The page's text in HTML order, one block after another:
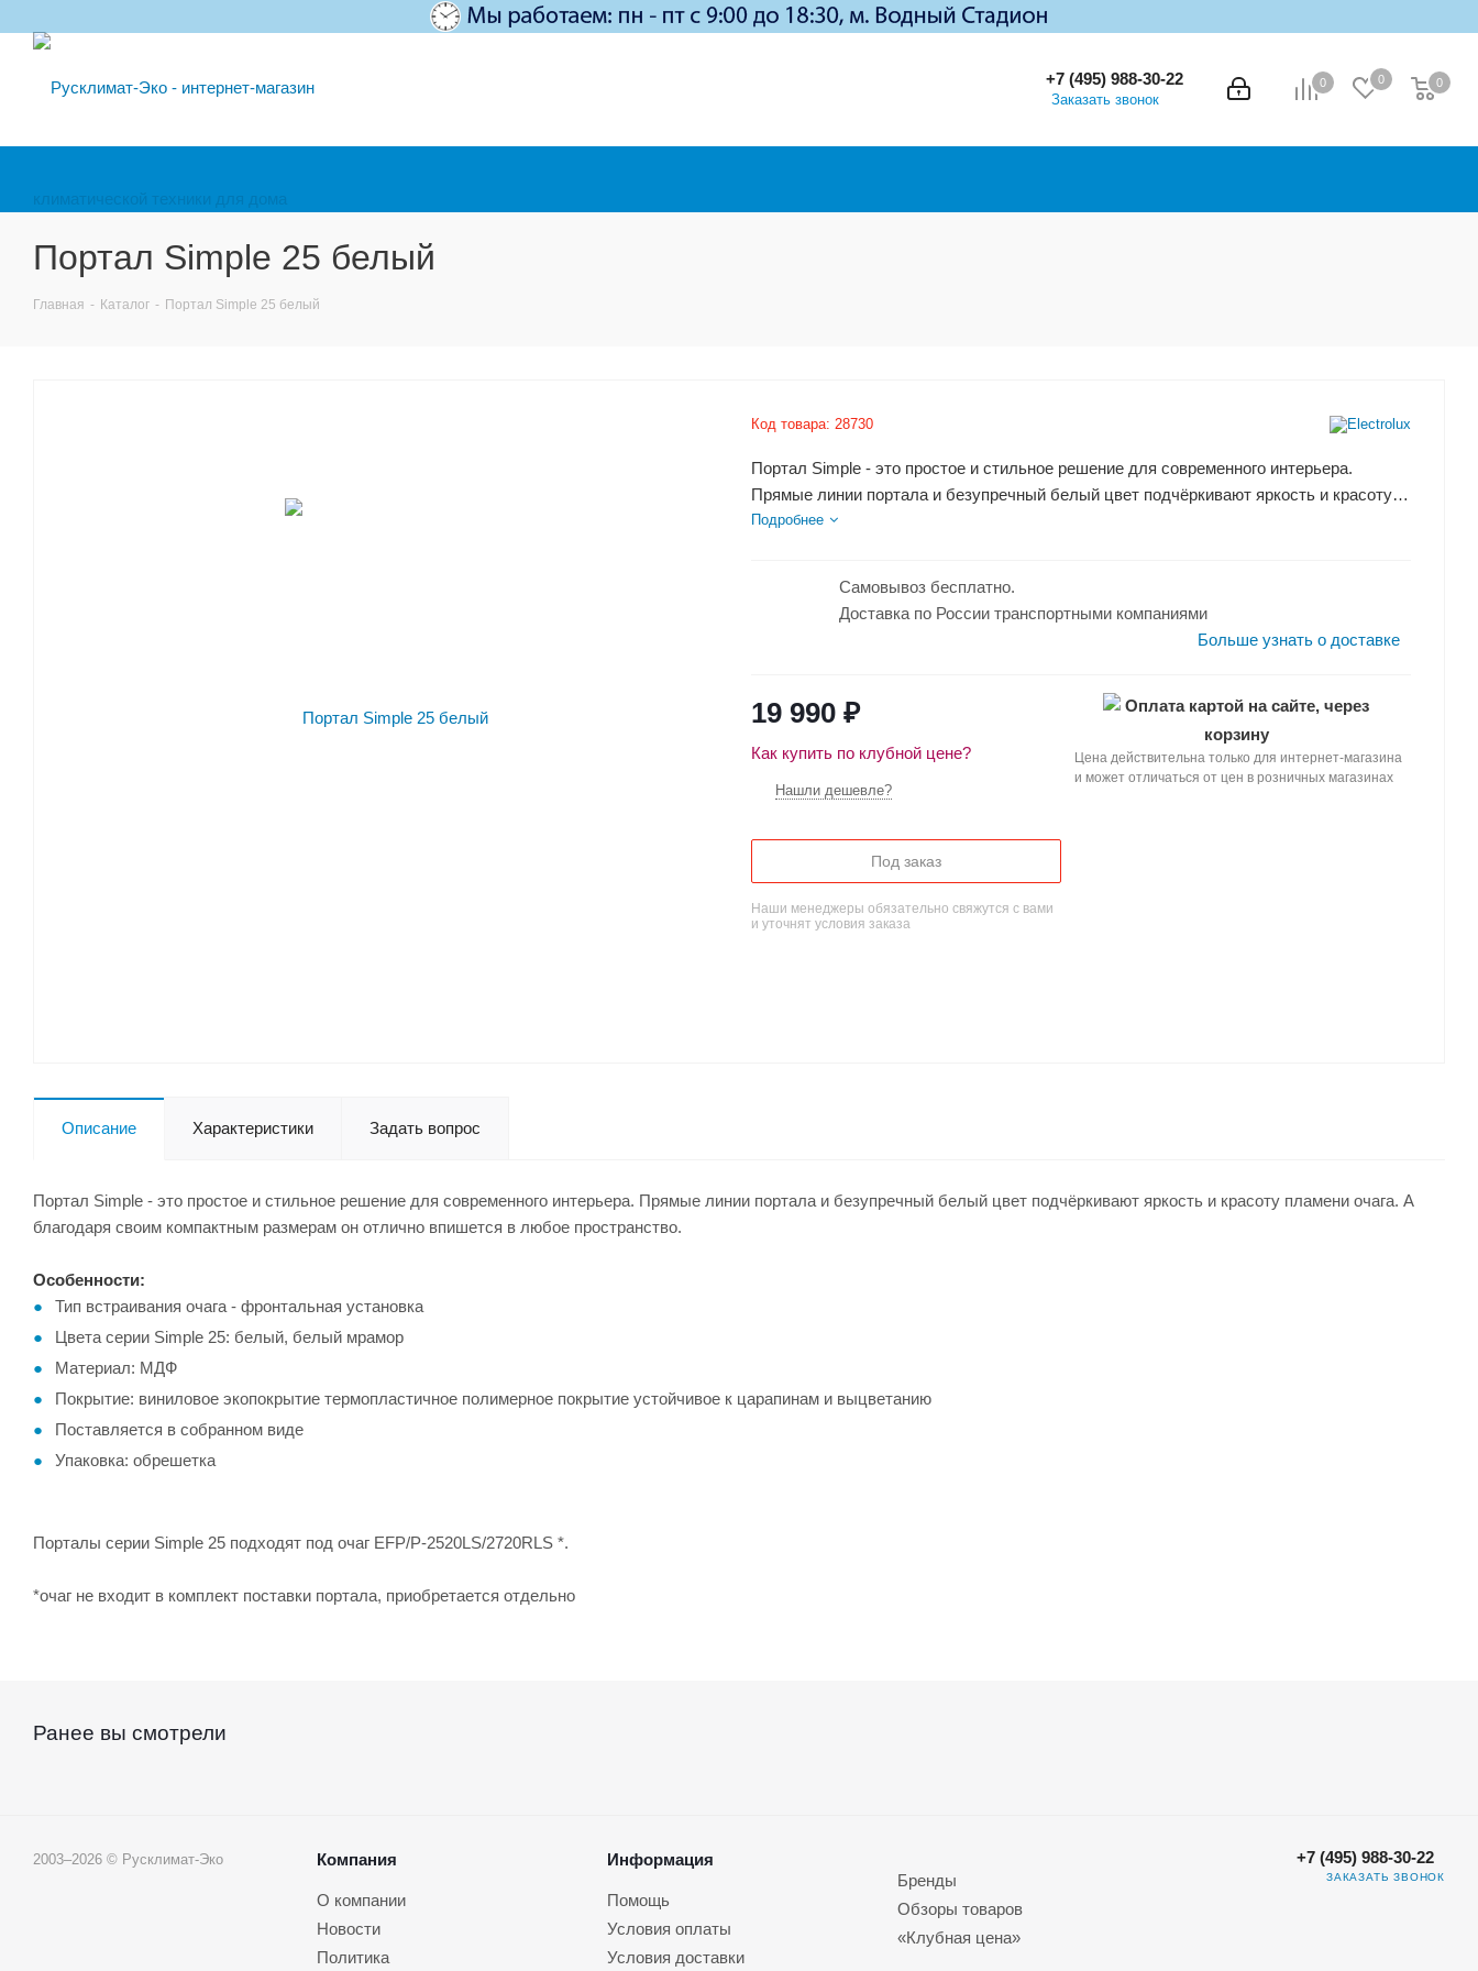
0 0 0
0
+7 (495) 988-30-22
Заказать звонок
Портал Simple 25 белый
Главная - Каталог - Портал Simple 25 белый
Код товара: 28730
Портал Simple - это простое и стильное решение для современного интерьера.
Прямые линии портала и безупречный белый цвет подчёркивают яркость и красоту
пламени очага. А благодаря своим компактным размерам он отлично впишется в
Подробнее
Самовывоз бесплатно.
Доставка по России транспортными компаниями
Больше узнать о доставке
19 990 ₽
Как купить по клубной цене?
Нашли дешевле?
Под заказ
Наши менеджеры обязательно свяжутся с вами
и уточнят условия заказа
Оплата картой на сайте, через
корзину
Цена действительна только для интернет-магазина
и может отличаться от цен в розничных магазинах
Описание Характеристики Задать вопрос
Портал Simple - это простое и стильное решение для современного интерьера. Прямые линии портала и безупречный белый цвет подчёркивают яркость и красоту пламени очага. А
благодаря своим компактным размерам он отлично впишется в любое пространство.
Особенности:
Тип встраивания очага - фронтальная установка
Цвета серии Simple 25: белый, белый мрамор
Материал: МДФ
Покрытие: виниловое экопокрытие термопластичное полимерное покрытие устойчивое к царапинам и выцветанию
Поставляется в собранном виде
Упаковка: обрешетка
Порталы серии Simple 25 подходят под очаг EFP/P-2520LS/2720RLS *.
*очаг не входит в комплект поставки портала, приобретается отдельно
Ранее вы смотрели
2003–2026 © Русклимат-Эко Компания
О компании
Новости
Политика
Информация
Помощь
Условия оплаты
Условия доставки
Бренды
Обзоры товаров
«Клубная цена»
+7 (495) 988-30-22
ЗАКАЗАТЬ ЗВОНОК